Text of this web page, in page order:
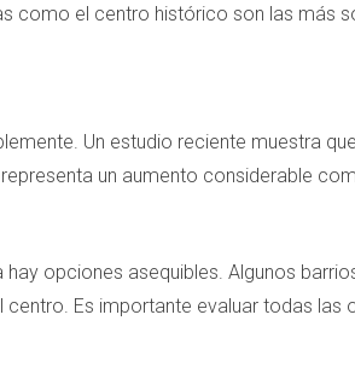
como el centro histórico son las más
Un estudio reciente muestra
un aumento considerable
opciones asequibles. Algunos
Es importante evaluar todas las